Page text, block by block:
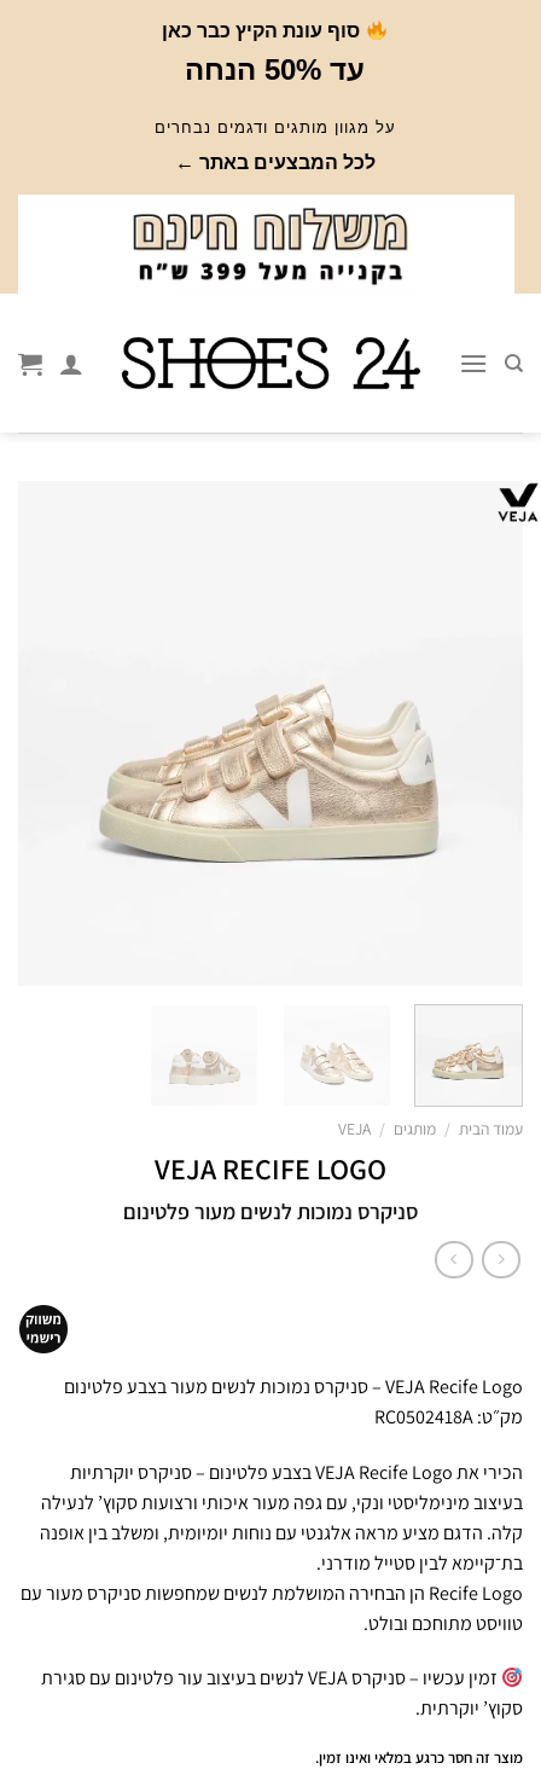
סוף עונת הקיץ כבר כאן
עד 50% הנחה
על מגוון מותגים ודגמים נבחרים
לכל המבצעים באתר ←
עמוד הבית / מותגים /
VEJA
VEJA RECIFE LOGO
סניקרס נמוכות לנשים מעור פלטינום
VEJA Recife Logo – סניקרס נמוכות לנשים מעור בצבע פלטינום
מק״ט: RC0502418A
הכירי את VEJA Recife Logo בצבע פלטינום – סניקרס יוקרתיות
בעיצוב מינימליסטי ונקי, עם גפה מעור איכותי ורצועות סקוץ’ לנעילה
קלה. הדגם מציע מראה אלגנטי עם נוחות יומיומית, ומשלב בין אופנה
בת־קיימא לבין סטייל מודרני.
Recife Logo הן הבחירה המושלמת לנשים שמחפשות סניקרס מעור עם
טוויסט מתוחכם ובולט.
זמין עכשיו – סניקרס VEJA לנשים בעיצוב עור פלטינום עם סגירת
סקוץ’ יוקרתית.
מוצר זה חסר כרגע במלאי ואינו זמין.